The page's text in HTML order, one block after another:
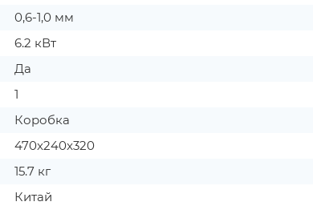
0,6-1,0 мм
6.2 кВт
Да
1
Коробка
470x240x320
15.7 кг
Китай